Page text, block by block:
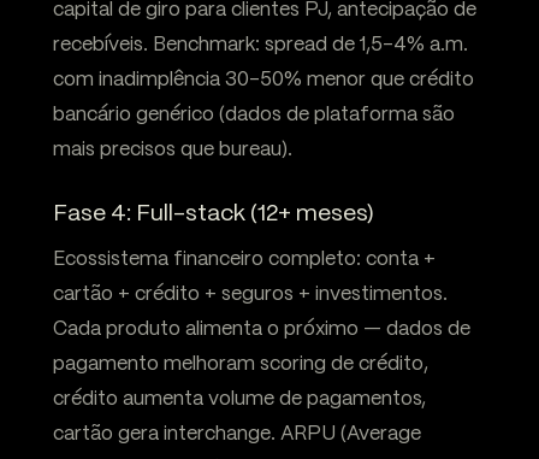
capital de giro para clientes PJ, antecipação de
recebíveis. Benchmark: spread de 1,5-4% a.m.
com inadimplência 30-50% menor que crédito
bancário genérico (dados de plataforma são
mais precisos que bureau).
Fase 4: Full-stack (12+ meses)
Ecossistema financeiro completo: conta +
cartão + crédito + seguros + investimentos.
Cada produto alimenta o próximo — dados de
pagamento melhoram scoring de crédito,
crédito aumenta volume de pagamentos,
cartão gera interchange. ARPU (Average